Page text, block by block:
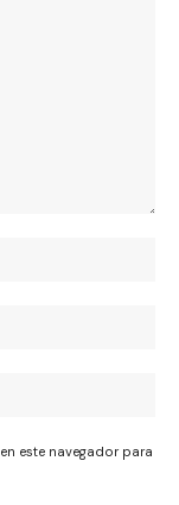
este navegador para